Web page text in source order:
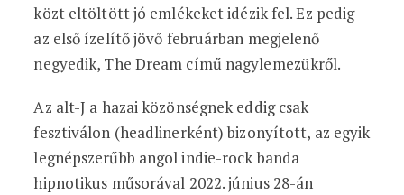
közt eltöltött jó emlékeket idézik fel. Ez pedig
az első ízelítő jövő februárban megjelenő
negyedik, The Dream című nagylemezükről.
Az alt-J a hazai közönségnek eddig csak
fesztiválon (headlinerként) bizonyított, az egyik
legnépszerűbb angol indie-rock banda
hipnotikus műsorával 2022. június 28-án